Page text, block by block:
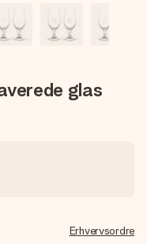
glas
Erhvervsordre